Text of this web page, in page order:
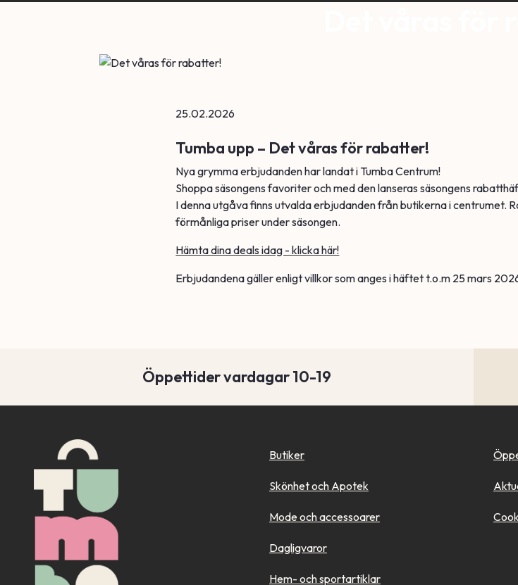
25.02.2026
Tumba upp – Det våras för rabatter!
Nya grymma erbjudanden har landat i Tumba Centrum!
Shoppa säsongens favoriter och med den lanseras säsongens
I denna utgåva finns utvalda erbjudanden från butikerna i centrumet.
förmånliga priser under säsongen.
Hämta dina deals idag - klicka här!
Erbjudandena gäller enligt villkor som anges i häftet t.o.m 25 mars
Öppettider vardagar 10-19
Butiker
Skönhet och Apotek
Mode och accessoarer
Dagligvaror
Hem- och sportartiklar